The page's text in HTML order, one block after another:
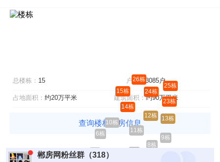
24栋
26栋
15栋
14栋
25栋
23栋
12栋
13栋
11栋
6栋
10栋
5栋
8栋
9栋
总楼栋： 15 户数：3085户
占地面积： 约20万平米 建筑面积：约90万平米
查询楼栋余房信息
郴房网粉丝群（318）
网友：真的有福利